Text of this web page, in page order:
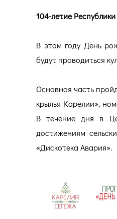
104-летие
В этом году День
будут проводиться
Основная часть
крылья Карелии»,
В течение дня в
достижениям
«Дискотека Авария».